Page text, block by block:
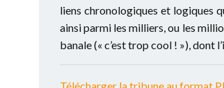
liens chronologiques et logiques
ainsi parmi les milliers, ou les
banale (« c’est trop cool ! »), dont